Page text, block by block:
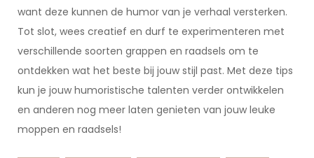
want deze kunnen de humor van je verhaal versterken.
Tot slot, wees creatief en durf te experimenteren met
verschillende soorten grappen en raadsels om te
ontdekken wat het beste bij jouw stijl past. Met deze tips
kun je jouw humoristische talenten verder ontwikkelen
en anderen nog meer laten genieten van jouw leuke
moppen en raadsels!